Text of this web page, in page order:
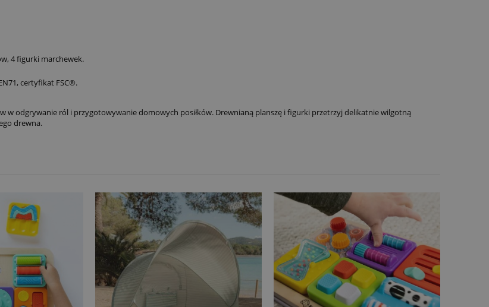
4 figurki marchewek.
certyfikat FSC®.
w odgrywanie ról i przygotowywanie domowych posiłków. Drewnianą planszę i figurki przetrzyj delikatnie wilgotną
drewna.